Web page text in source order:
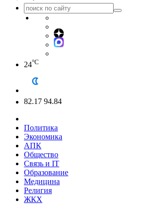
24°C
82.17 94.84
Политика
Экономика
АПК
Общество
Связь и IT
Образование
Медицина
Религия
ЖКХ